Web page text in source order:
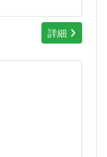
詳細